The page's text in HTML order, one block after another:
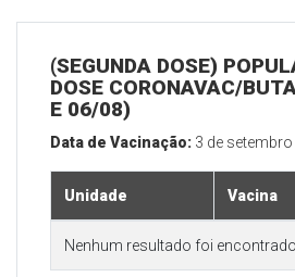
(SEGUNDA DOSE)
DOSE CORONAVAC/
E 06/08)
Data de Vacinação: 3 de setembro
Unidade Vacina
Nenhum resultado foi encontrado.